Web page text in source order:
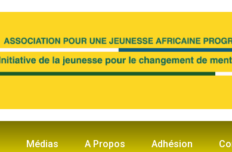
Médias A Propos Adhésion